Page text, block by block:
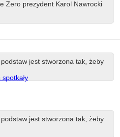
Zero prezydent Karol Nawrocki
jest stworzona tak, żeby
jest stworzona tak, żeby